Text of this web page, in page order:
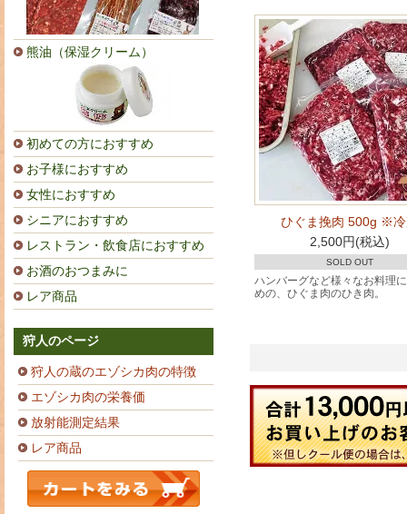
熊油（保湿クリーム）
初めての方におすすめ
お子様におすすめ
女性におすすめ
シニアにおすすめ
レストラン・飲食店におすすめ
お酒のおつまみに
レア商品
狩人のページ
狩人の蔵のエゾシカ肉の特徴
エゾシカ肉の栄養価
放射能測定結果
レア商品
ひぐま挽肉 500g ※
2,500円(税込)
SOLD OUT
ハンバーグなど様々なお料理
めの、ひぐま肉のひき肉。